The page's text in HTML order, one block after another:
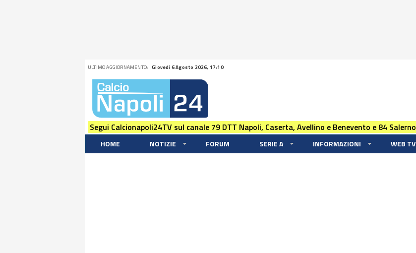
ULTIMO AGGIORNAMENTO: Giovedi 6 Agosto 2026, 17:10
Segui Calcionapoli24TV sul canale 79 DTT Napoli, Caserta, Avellino e Benevento e 84 Salerno
HOME NOTIZIE FORUM SERIE A INFORMAZIONI WEB TV